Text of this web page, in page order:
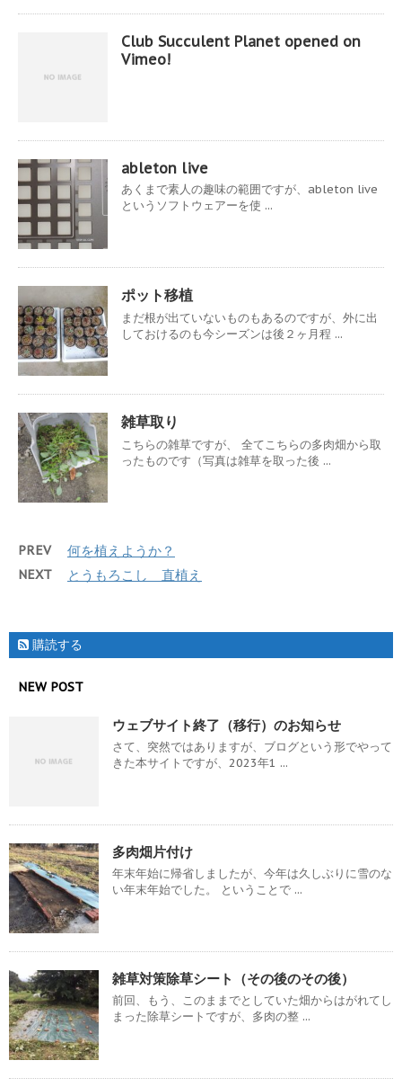
Club Succulent Planet opened on
Vimeo!
ableton live
あくまで素人の趣味の範囲ですが、ableton live
というソフトウェアーを使 ...
ポット移植
まだ根が出ていないものもあるのですが、外に出
しておけるのも今シーズンは後２ヶ月程 ...
雑草取り
こちらの雑草ですが、 全てこちらの多肉畑から取
ったものです（写真は雑草を取った後 ...
PREV 何を植えようか？
NEXT とうもろこし 直植え
購読する
NEW POST
ウェブサイト終了（移行）のお知らせ
さて、突然ではありますが、ブログという形でやって
きた本サイトですが、2023年1 ...
多肉畑片付け
年末年始に帰省しましたが、今年は久しぶりに雪のな
い年末年始でした。 ということで ...
雑草対策除草シート（その後のその後）
前回、もう、このままでとしていた畑からはがれてし
まった除草シートですが、多肉の整 ...